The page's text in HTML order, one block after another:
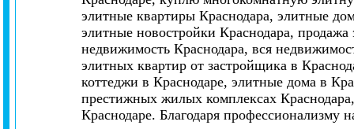
элитные квартиры Краснодара, элитные
элитные новостройки Краснодара,
недвижимость Краснодара, вся
элитных квартир от застройщика в
коттеджи в Краснодаре, элитные дома в
престижных жилых комплексах
Краснодаре. Благодаря